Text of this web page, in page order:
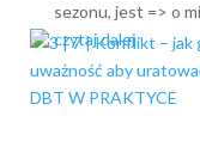
sezonu, jest => o
czytaj dalej